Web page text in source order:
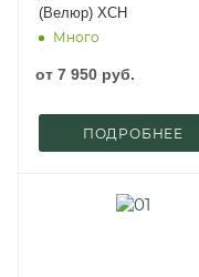
(Велюр) ХСН
Много
от 7 950 руб.
ПОДРОБНЕЕ